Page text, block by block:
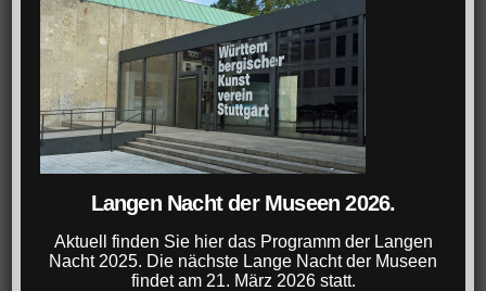
Langen Nacht der Museen 2026.
Aktuell finden Sie hier das Programm der Langen
Nacht 2025. Die nächste Lange Nacht der Museen
findet am 21. März 2026 statt.